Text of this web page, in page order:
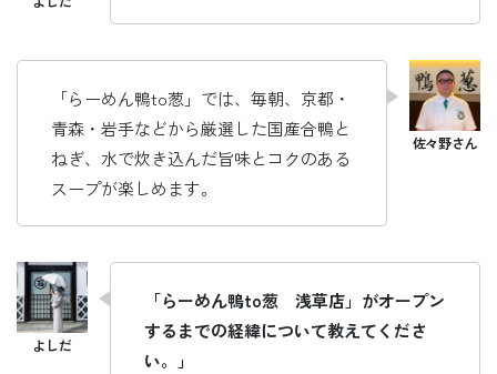
「らーめん鴨to葱」では、毎朝、京都・
青森・岩手などから厳選した国産合鴨と
ねぎ、水で炊き込んだ旨味とコクのある
スープが楽しめます。
「らーめん鴨to葱 浅草店」がオープン
するまでの経緯について教えてくださ
い。」